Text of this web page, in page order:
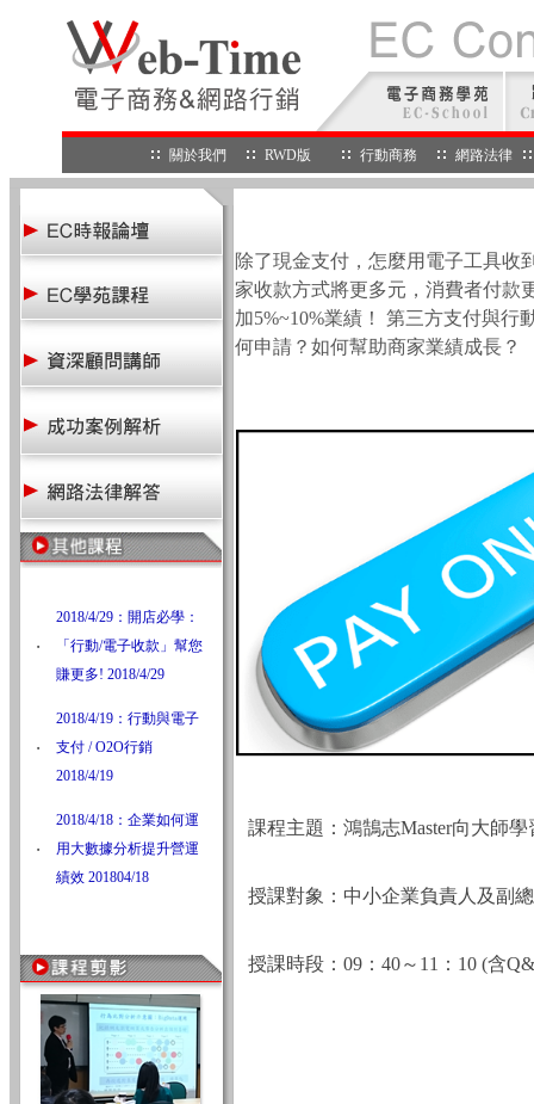
關於我們 RWD版 行動商務 網路法律
‧
2018/4/29：開店必學：
「行動/電子收款」幫您
賺更多! 2018/4/29
‧
2018/4/19：行動與電子
支付 / O2O行銷
2018/4/19
‧
2018/4/18：企業如何運
用大數據分析提升營運
績效 201804/18
除了現金支付，怎麼用電子工具收
家收款方式將更多元，消費者付款
加5%~10%業績！ 第三方支付與
何申請？如何幫助商家業績成長？
課程主題：鴻鵠志Master向大師
授課對象：中小企業負責人及副
授課時段：09：40～11：10 (含